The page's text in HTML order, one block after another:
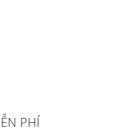
PHÍ